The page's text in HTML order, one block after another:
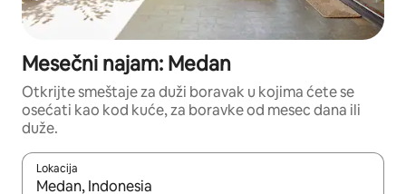
Mesečni najam: Medan
Otkrijte smeštaje za duži boravak u kojima ćete se
osećati kao kod kuće, za boravke od mesec dana ili
duže.
Lokacija
Kad su rezultati dostupni, možete da se krećete kroz njih